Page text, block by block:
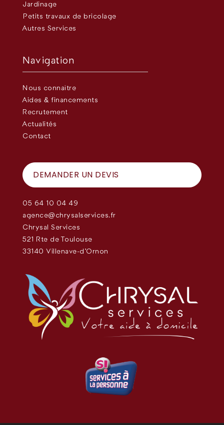
Jardinage
Petits travaux de bricolage
Autres Services
Navigation
Nous connaître
Aides & financements
Recrutement
Actualités
Contact
DEMANDER UN DEVIS
05 64 10 04 49
agence@chrysalservices.fr
Chrysal Services
521 Rte de Toulouse
33140 Villenave-d'Ornon